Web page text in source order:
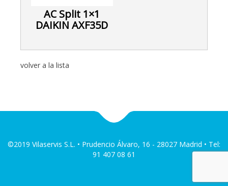
AC Split 1×1
DAIKIN AXF35D
volver a la lista
©2019 Vilaservis S.L. • Prudencio Álvaro, 16 - 28027 Madrid • Tel:
91 407 08 61